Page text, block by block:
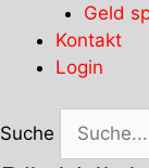
Geld
Kontakt
Login
Suche